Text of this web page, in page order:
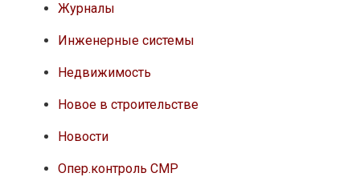
Журналы
Инженерные системы
Недвижимость
Новое в строительстве
Новости
Опер.контроль СМР